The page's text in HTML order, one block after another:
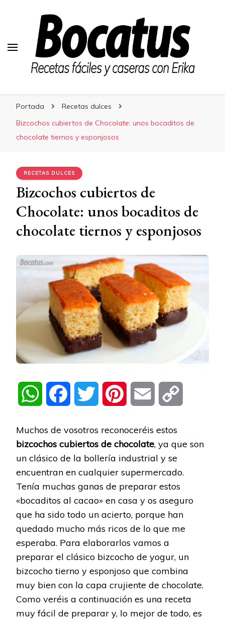
Portada
Recetas dulces
Bizcochos cubiertos de Chocolate: unos bocaditos de
chocolate tiernos y esponjosos
RECETAS DULCES
Bizcochos cubiertos de
Chocolate: unos bocaditos de
chocolate tiernos y esponjosos
WhatsAppFacebook Twitter Pinterest Email
Muchos de vosotros reconoceréis estos
bizcochos cubiertos de chocolate, ya que son
un clásico de la bollería industrial y se
encuentran en cualquier supermercado.
Tenía muchas ganas de preparar estos
«bocaditos al cacao» en casa y os aseguro
que ha sido todo un acierto, porque han
quedado mucho más ricos de lo que me
esperaba. Para elaborarlos vamos a
preparar el clásico bizcocho de yogur, un
bizcocho tierno y esponjoso que combina
muy bien con la capa crujiente de chocolate.
Como veréis a continuación es una receta
muy fácil de preparar y, lo mejor de todo, es